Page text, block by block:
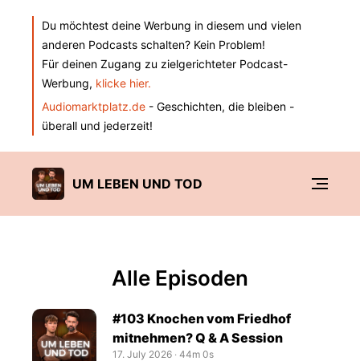
Du möchtest deine Werbung in diesem und vielen
anderen Podcasts schalten? Kein Problem!
Für deinen Zugang zu zielgerichteter Podcast-
Werbung, klicke hier.
Audiomarktplatz.de - Geschichten, die bleiben -
überall und jederzeit!
UM LEBEN UND TOD
Alle Episoden
#103 Knochen vom Friedhof
mitnehmen? Q & A Session
17. July 2026 ‧ 44m 0s